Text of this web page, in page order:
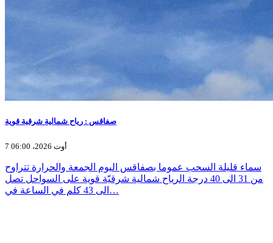
صفاقس : رياح شمالية شرقية قوية
7 أوت 2026، 06:00
سماء قليلة السحب عموما بصفاقس اليوم الجمعة والحرارة تتراوح
من 31 الى 40 درجة الرياح شمالية شرقيّة قوية على السواحل تصل
الى 43 كلم في الساعة في…